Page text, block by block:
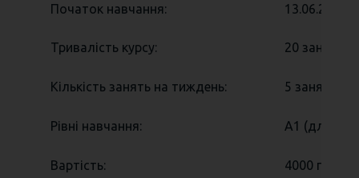
Початок навчання: 13.06.2016
Тривалість курсу: 20 занять
Кількість занять на тиждень: 5 занять
Рівні навчання: А1 (для
Вартість: 4000 грн.